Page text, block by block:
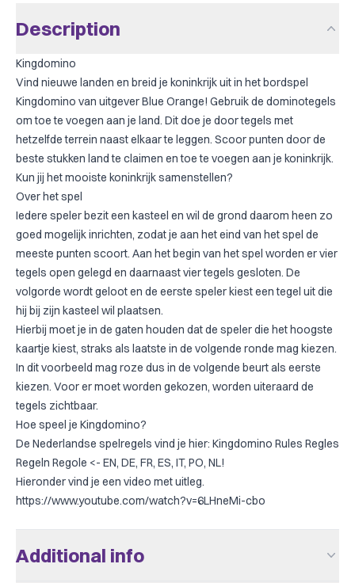
Description
Kingdomino
Vind nieuwe landen en breid je koninkrijk uit in het bordspel
Kingdomino van uitgever Blue Orange! Gebruik de dominotegels
om toe te voegen aan je land. Dit doe je door tegels met
hetzelfde terrein naast elkaar te leggen. Scoor punten door de
beste stukken land te claimen en toe te voegen aan je koninkrijk.
Kun jij het mooiste koninkrijk samenstellen?
Over het spel
Iedere speler bezit een kasteel en wil de grond daarom heen zo
goed mogelijk inrichten, zodat je aan het eind van het spel de
meeste punten scoort. Aan het begin van het spel worden er vier
tegels open gelegd en daarnaast vier tegels gesloten. De
volgorde wordt geloot en de eerste speler kiest een tegel uit die
hij bij zijn kasteel wil plaatsen.
Hierbij moet je in de gaten houden dat de speler die het hoogste
kaartje kiest, straks als laatste in de volgende ronde mag kiezen.
In dit voorbeeld mag roze dus in de volgende beurt als eerste
kiezen. Voor er moet worden gekozen, worden uiteraard de
tegels zichtbaar.
Hoe speel je Kingdomino?
De Nederlandse spelregels vind je hier: Kingdomino Rules Regles
Regeln Regole <- EN, DE, FR, ES, IT, PO, NL!
Hieronder vind je een video met uitleg.
https://www.youtube.com/watch?v=6LHneMi-cbo
Additional info